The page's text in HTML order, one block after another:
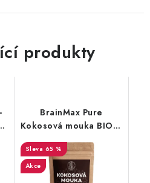
produkty
BrainMax Pure
Kokosová mouka BIO, 1
kg EXP
65 %
Akce